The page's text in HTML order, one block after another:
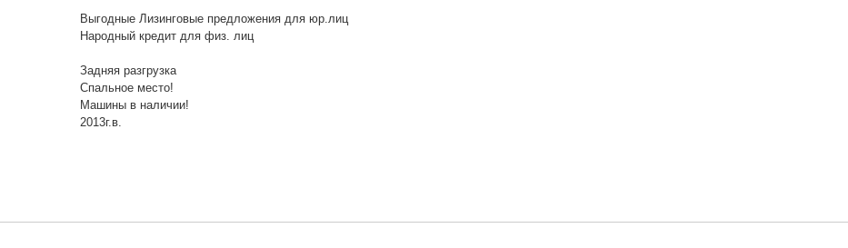
Выгодные Лизинговые предложения для юр.лиц
Народный кредит для физ. лиц
Задняя разгрузка
Спальное место!
Машины в наличии!
2013г.в.